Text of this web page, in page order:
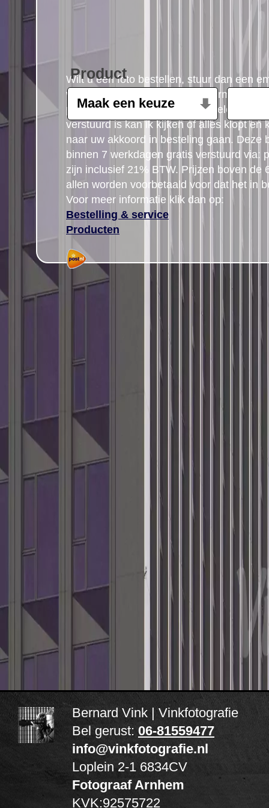
Wilt u een foto bestellen, stuur dan een
volgende gegevens: Product, formaat,
postcode gegegevens plus uw telefoon
verstuurd is kan ik kijken of alles klopt en
naar uw akkoord in besteling gaan. Deze
binnen 7 werkdagen gratis verstuurd via:
zijn inclusief 21% BTW. Prijzen boven de
allen worden voorbetaald voor dat het in
Voor meer informatie klik dan op:
Bestelling & service
Producten
Product
Bernard Vink | Vinkfotografie
Bel gerust: 06-81559477
info@vinkfotografie.nl
Loplein 2-1 6834CV
Fotograaf Arnhem
KVK:92575722